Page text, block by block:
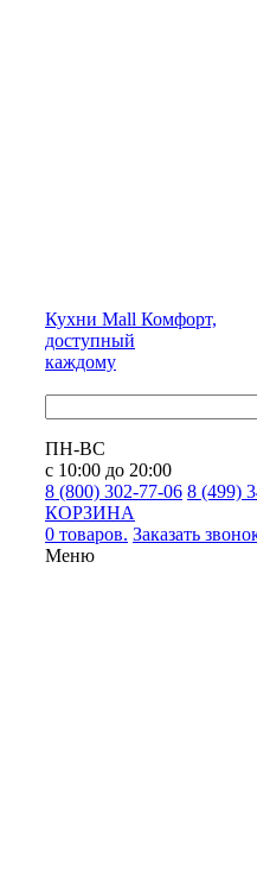
Кухни Mall Комфорт,
доступный
каждому
ПН-ВС
с 10:00 до 20:00
8 (800) 302-77-06 8 (499)
КОРЗИНА
0 товаров. Заказать
Меню